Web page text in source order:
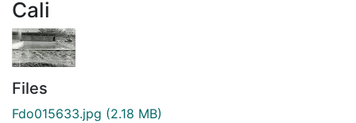
Cali
Files
Fdo015633.jpg (2.18 MB)